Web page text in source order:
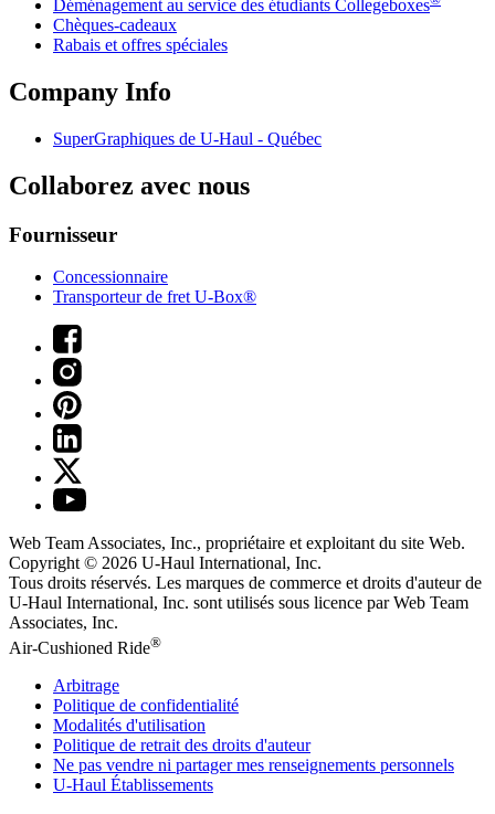
Déménagement au service des étudiants Collegeboxes
Chèques-cadeaux
Rabais et offres spéciales
Company Info
SuperGraphiques de U-Haul - Québec
Collaborez avec nous
Fournisseur
Concessionnaire
Transporteur de fret U-Box®
Web Team Associates, Inc., propriétaire et exploitant du site Web.
Copyright © 2026 U-Haul International, Inc.
Tous droits réservés. Les marques de commerce et droits d'auteur de
U-Haul International, Inc. sont utilisés sous licence par Web Team
Associates, Inc.
Air-Cushioned Ride®
Arbitrage
Politique de confidentialité
Modalités d'utilisation
Politique de retrait des droits d'auteur
Ne pas vendre ni partager mes renseignements personnels
U-Haul Établissements